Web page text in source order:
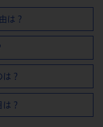
は？
？
？